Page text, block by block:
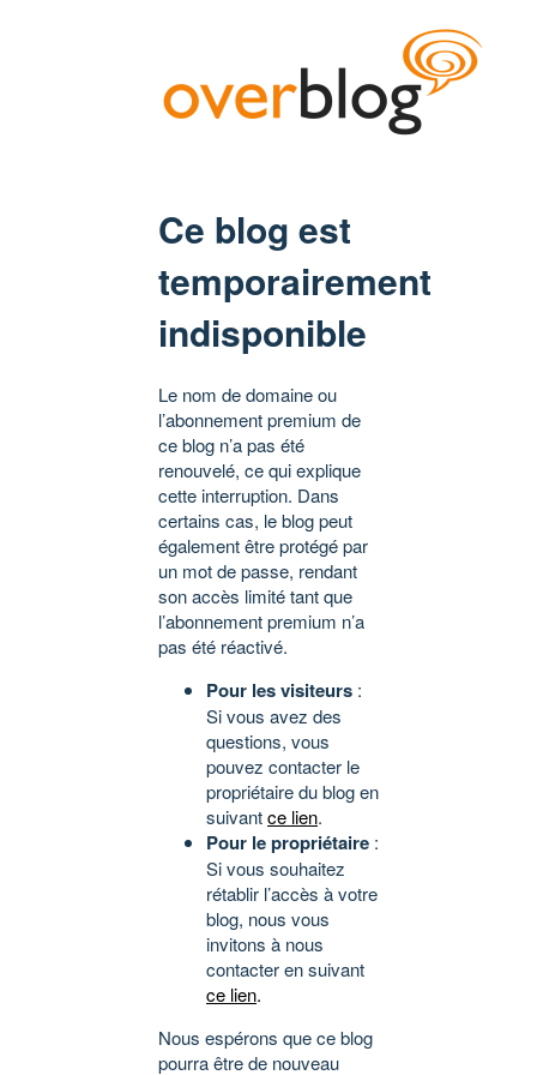
Ce blog est
temporairement
indisponible
Le nom de domaine ou
l’abonnement premium de
ce blog n’a pas été
renouvelé, ce qui explique
cette interruption. Dans
certains cas, le blog peut
également être protégé par
un mot de passe, rendant
son accès limité tant que
l’abonnement premium n’a
pas été réactivé.
Pour les visiteurs :
Si vous avez des
questions, vous
pouvez contacter le
propriétaire du blog en
suivantce lien.
Pour le propriétaire :
Si vous souhaitez
rétablir l’accès à votre
blog, nous vous
invitons à nous
contacter en suivant
ce lien.
Nous espérons que ce blog
pourra être de nouveau